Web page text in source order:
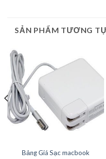
SẢN PHẨM TƯƠNG
Bảng Giá Sạc macbook